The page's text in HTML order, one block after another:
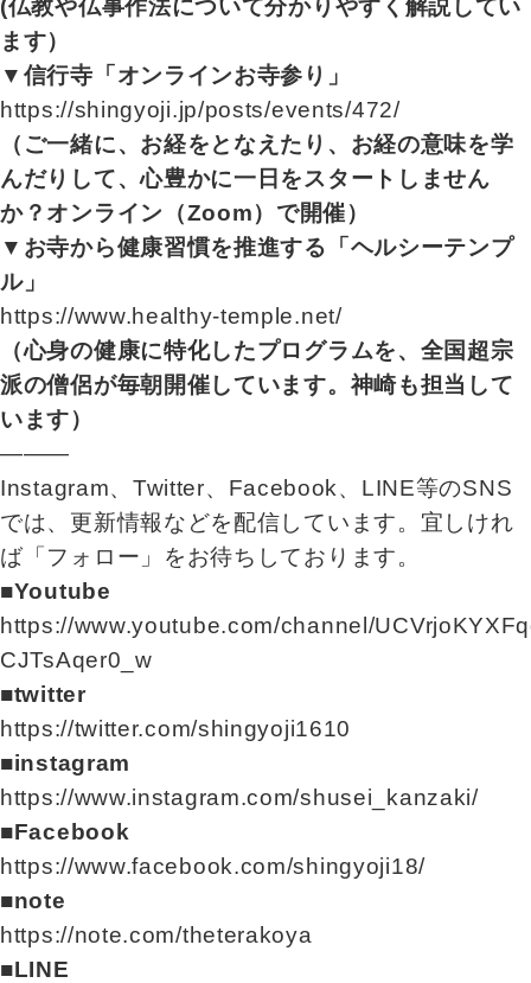
(仏教や仏事作法について分かりやすく解説してい
ます）
▼信行寺「オンラインお寺参り」
https://shingyoji.jp/posts/events/472/
（ご一緒に、お経をとなえたり、お経の意味を学
んだりして、心豊かに一日をスタートしません
か？オンライン（Zoom）で開催）
▼お寺から健康習慣を推進する「ヘルシーテンプ
ル」
https://www.healthy-temple.net/
（心身の健康に特化したプログラムを、全国超宗
派の僧侶が毎朝開催しています。神崎も担当して
います）
―――
Instagram、Twitter、Facebook、LINE等のSNS
では、更新情報などを配信しています。宜しけれ
ば「フォロー」をお待ちしております。
■Youtube
https://www.youtube.com/channel/
CJTsAqer0_w
■twitter
https://twitter.com/shingyoji1610
■instagram
https://www.instagram.com/shusei_kanzaki/
■Facebook
https://www.facebook.com/shingyoji18/
■note
https://note.com/theterakoya
■LINE